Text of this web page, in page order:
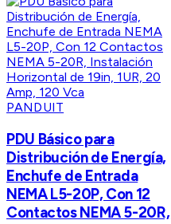
PANDUIT
PDU Básico para
Distribución de Energía,
Enchufe de Entrada
NEMA L5-20P, Con 12
Contactos NEMA 5-20R,